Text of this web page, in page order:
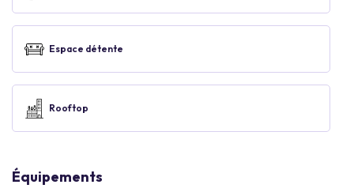
Espace détente
Rooftop
Équipements